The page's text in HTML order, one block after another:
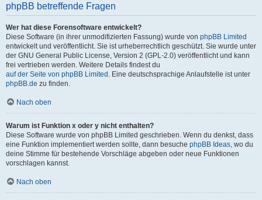
phpBB betreffende Fragen
Wer hat diese Forensoftware entwickelt?
Diese Software (in ihrer unmodifizierten Fassung) wurde von phpBB Limited
entwickelt und veröffentlicht. Sie ist urheberrechtlich geschützt. Sie wurde unter
der GNU General Public License, Version 2 (GPL-2.0) veröffentlicht und kann
frei vertrieben werden. Weitere Details findest du
auf der Seite von phpBB Limited. Eine deutschsprachige Anlaufstelle ist unter
phpBB.de zu finden.
Nach oben
Warum ist Funktion x oder y nicht enthalten?
Diese Software wurde von phpBB Limited geschrieben. Wenn du denkst, dass
eine Funktion implementiert werden sollte, dann besuche phpBB Ideas, wo du
deine Stimme für bestehende Vorschläge abgeben oder neue Funktionen
vorschlagen kannst.
Nach oben